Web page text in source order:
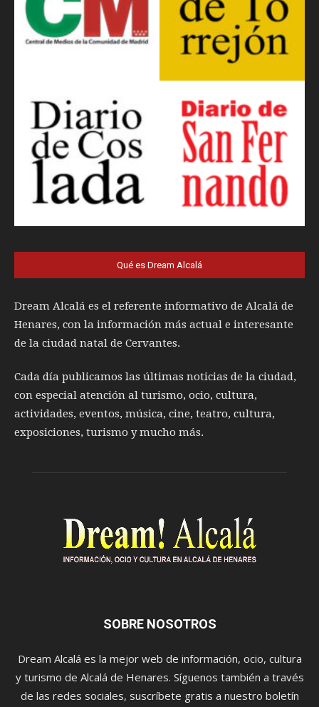
Qué es Dream Alcalá
Dream Alcalá es el referente informativo de Alcalá de
Henares, con la información más actual e interesante
de la ciudad natal de Cervantes.
Cada día publicamos las últimas noticias de la ciudad,
con especial atención al turismo, ocio, cultura,
actividades, eventos, música, cine, teatro, cultura,
exposiciones, turismo y mucho más.
SOBRE NOSOTROS
Dream Alcalá es la mejor web de información, ocio, cultura
y turismo de Alcalá de Henares. Síguenos también a través
de las redes sociales, suscríbete gratis a nuestro boletín